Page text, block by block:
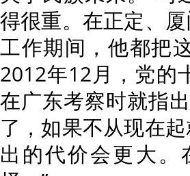
得很重。在正定、
工作期间，他都把
2012年12月，党的
在广东考察时就指
了，如果不从现在
出的代价会更大